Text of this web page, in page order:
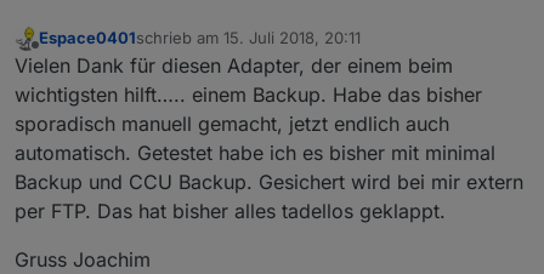
Offline
Espace0401schrieb am 15. Juli 2018, 20:11
zuletzt editiert von
Vielen Dank für diesen Adapter, der einem beim
wichtigsten hilft….. einem Backup. Habe das bisher
sporadisch manuell gemacht, jetzt endlich auch
automatisch. Getestet habe ich es bisher mit minimal
Backup und CCU Backup. Gesichert wird bei mir extern
per FTP. Das hat bisher alles tadellos geklappt.
Gruss Joachim